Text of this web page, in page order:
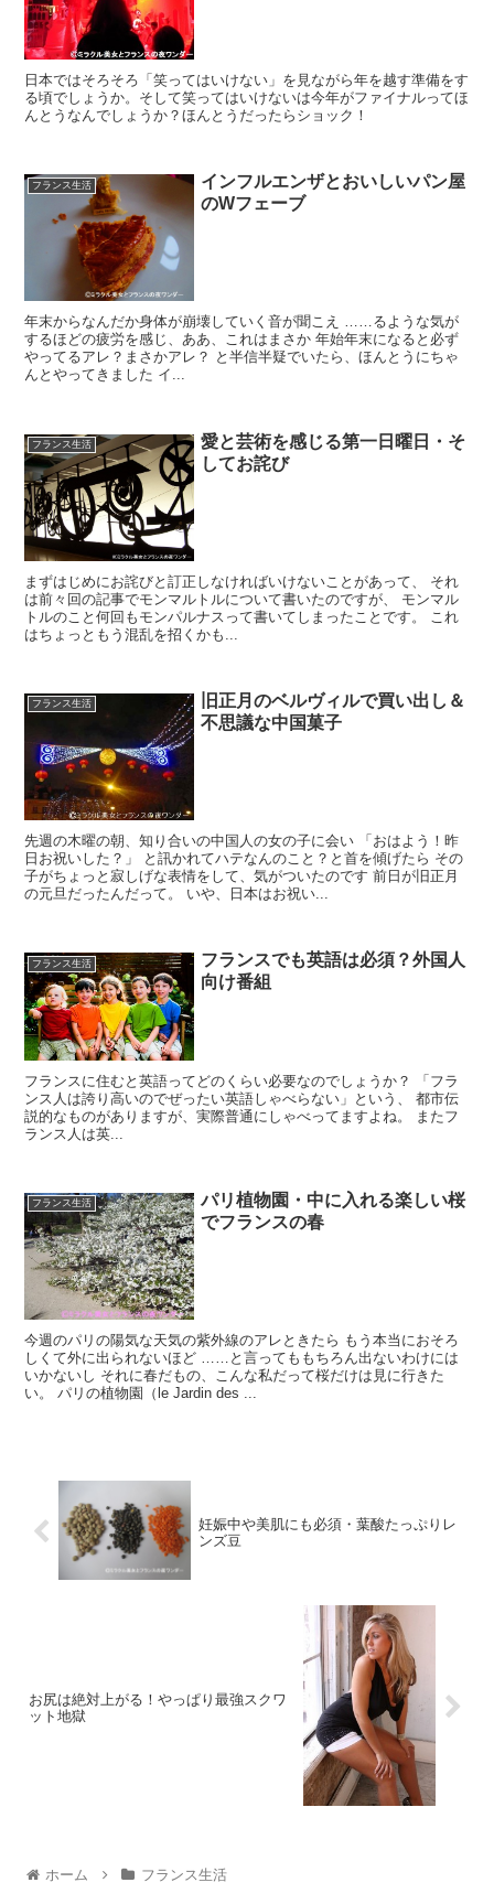
日本ではそろそろ「笑ってはいけない」を見ながら年を越す準備をす
る頃でしょうか。そして笑ってはいけないは今年がファイナルってほ
んとうなんでしょうか？ほんとうだったらショック！
フランス生活
インフルエンザとおいしいパン屋
のWフェーブ
年末からなんだか身体が崩壊していく音が聞こえ ……るような気が
するほどの疲労を感じ、ああ、これはまさか 年始年末になると必ず
やってるアレ？まさかアレ？ と半信半疑でいたら、ほんとうにちゃ
んとやってきました イ...
フランス生活
愛と芸術を感じる第一日曜日・そ
してお詫び
まずはじめにお詫びと訂正しなければいけないことがあって、 それ
は前々回の記事でモンマルトルについて書いたのですが、 モンマル
トルのこと何回もモンパルナスって書いてしまったことです。 これ
はちょっともう混乱を招くかも...
フランス生活
旧正月のベルヴィルで買い出し＆
不思議な中国菓子
先週の木曜の朝、知り合いの中国人の女の子に会い 「おはよう！昨
日お祝いした？」 と訊かれてハテなんのこと？と首を傾げたら その
子がちょっと寂しげな表情をして、気がついたのです 前日が旧正月
の元旦だったんだって。 いや、日本はお祝い...
フランス生活
フランスでも英語は必須？外国人
向け番組
フランスに住むと英語ってどのくらい必要なのでしょうか？ 「フラ
ンス人は誇り高いのでぜったい英語しゃべらない」という、 都市伝
説的なものがありますが、実際普通にしゃべってますよね。 またフ
ランス人は英...
フランス生活
パリ植物園・中に入れる楽しい桜
でフランスの春
今週のパリの陽気な天気の紫外線のアレときたら もう本当におそろ
しくて外に出られないほど ……と言ってももちろん出ないわけには
いかないし それに春だもの、こんな私だって桜だけは見に行きた
い。 パリの植物園（le Jardin des ...
妊娠中や美肌にも必須・葉酸たっぷりレ
ンズ豆
お尻は絶対上がる！やっぱり最強スクワ
ット地獄
ホーム フランス生活